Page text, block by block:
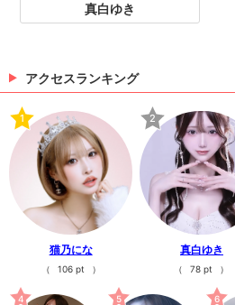
真白ゆき
アクセスランキング
1
猫乃にな
（ 106 pt ）
2
真白ゆき
（ 78 pt ）
4 5 6